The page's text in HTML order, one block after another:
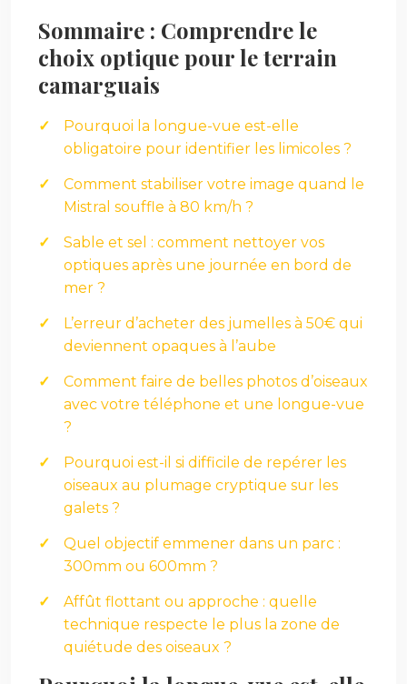
Sommaire : Comprendre le
choix optique pour le terrain
camarguais
Pourquoi la longue-vue est-elle
obligatoire pour identifier les limicoles ?
Comment stabiliser votre image quand le
Mistral souffle à 80 km/h ?
Sable et sel : comment nettoyer vos
optiques après une journée en bord de
mer ?
L’erreur d’acheter des jumelles à 50€ qui
deviennent opaques à l’aube
Comment faire de belles photos d’oiseaux
avec votre téléphone et une longue-vue
?
Pourquoi est-il si difficile de repérer les
oiseaux au plumage cryptique sur les
galets ?
Quel objectif emmener dans un parc :
300mm ou 600mm ?
Affût flottant ou approche : quelle
technique respecte le plus la zone de
quiétude des oiseaux ?